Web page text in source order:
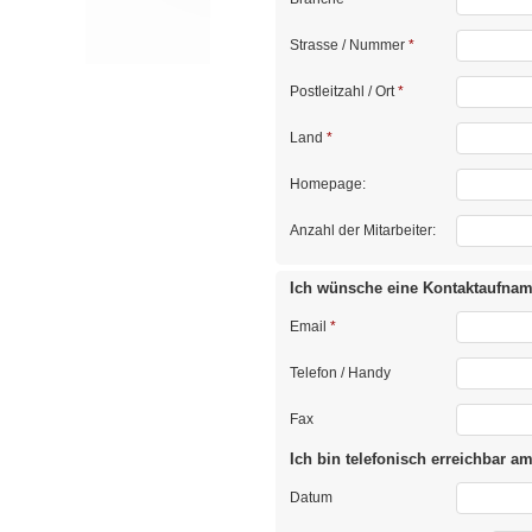
Strasse / Nummer *
Postleitzahl / Ort *
Land *
Homepage:
Anzahl der Mitarbeiter:
Ich wünsche eine
Email *
Telefon / Handy
Fax
Ich bin telefonisch erreichbar
Datum